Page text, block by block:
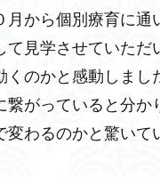
から個別療育に
見学させていた
のかと感動しまし
がっていると分か
わるのかと驚いて